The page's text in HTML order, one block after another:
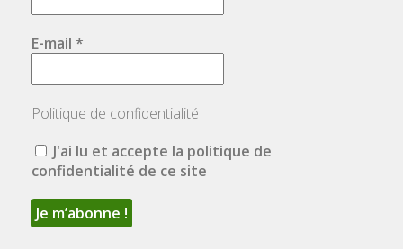
E-mail *
Politique de confidentialité
J'ai lu et accepte la politique de
confidentialité de ce site